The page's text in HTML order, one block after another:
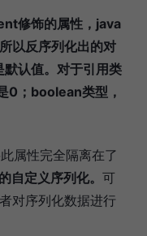
修饰的属性，java
以反序列化出的对
认值。对于引用类
0；boolean类型，
属性完全隔离在了
自定义序列化。 可
对序列化数据进行